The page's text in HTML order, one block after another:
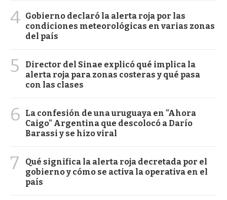
4 Gobierno declaró la alerta roja por las
condiciones meteorológicas en varias zonas
del país
5
Director del Sinae explicó qué implica la
alerta roja para zonas costeras y qué pasa
con las clases
6
La confesión de una uruguaya en "Ahora
Caigo" Argentina que descolocó a Darío
Barassi y se hizo viral
7
Qué significa la alerta roja decretada por el
gobierno y cómo se activa la operativa en el
país